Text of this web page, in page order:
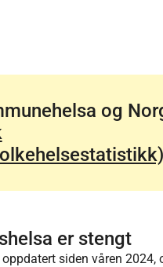
og
er stengt
siden våren 2024,